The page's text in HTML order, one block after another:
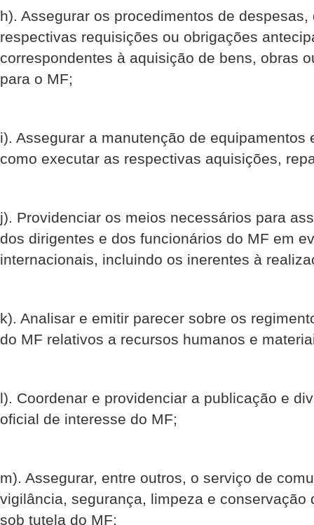
h). Assegurar os procedimentos de
respectivas requisições ou obrigações
correspondentes à aquisição de bens, obras
para o MF;
i). Assegurar a manutenção de equipamentos
como executar as respectivas aquisições,
j). Providenciar os meios necessários para
dos dirigentes e dos funcionários do MF em
internacionais, incluindo os inerentes à
k). Analisar e emitir parecer sobre os
do MF relativos a recursos humanos e
l). Coordenar e providenciar a publicação e
oficial de interesse do MF;
m). Assegurar, entre outros, o serviço de
vigilância, segurança, limpeza e conservação
sob tutela do MF;